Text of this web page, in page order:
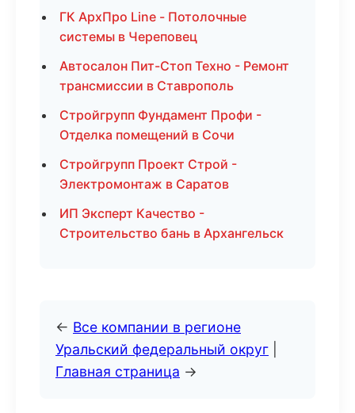
ГК АрхПро Line - Потолочные
системы в Череповец
Автосалон Пит-Стоп Техно - Ремонт
трансмиссии в Ставрополь
Стройгрупп Фундамент Профи -
Отделка помещений в Сочи
Стройгрупп Проект Строй -
Электромонтаж в Саратов
ИП Эксперт Качество -
Строительство бань в Архангельск
← Все компании в регионе
Уральский федеральный округ
Главная страница →